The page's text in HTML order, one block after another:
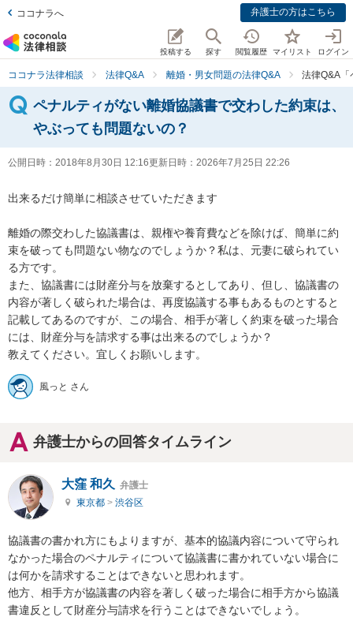
ココナラへ 弁護士の方はこちら
投稿する 探す 閲覧履歴 マイリスト ログイン
ココナラ法律相談 法律Q&A 離婚・男女問題の法律Q&A 法律Q&A
ペナルティがない離婚協議書で交わした約束は、
やぶっても問題ないの？
公開日時： 2018年8月30日 12:16更新日時： 2026年7月25日 22:26
出来るだけ簡単に相談させていただきます
離婚の際交わした協議書は、親権や養育費などを除けば、簡単に約
束を破っても問題ない物なのでしょうか？私は、元妻に破られてい
る方です。
また、協議書には財産分与を放棄するとしてあり、但し、協議書の
内容が著しく破られた場合は、再度協議する事もあるものとすると
記載してあるのですが、この場合、相手が著しく約束を破った場合
には、財産分与を請求する事は出来るのでしょうか？
教えてください。宜しくお願いします。
風っと さん
弁護士からの回答タイムライン
大窪 和久 弁護士
東京都 > 渋谷区
協議書の書かれ方にもよりますが、基本的協議内容について守られ
なかった場合のペナルティについて協議書に書かれていない場合に
は何かを請求することはできないと思われます。
他方、相手方が協議書の内容を著しく破った場合に相手方から協議
書違反として財産分与請求を行うことはできないでしょう。